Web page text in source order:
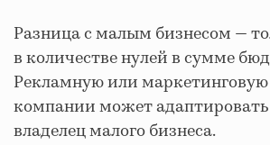
Разница с малым бизнесом —
в количестве нулей в сумме
Рекламную или
компании может адаптировать
владелец малого бизнеса.